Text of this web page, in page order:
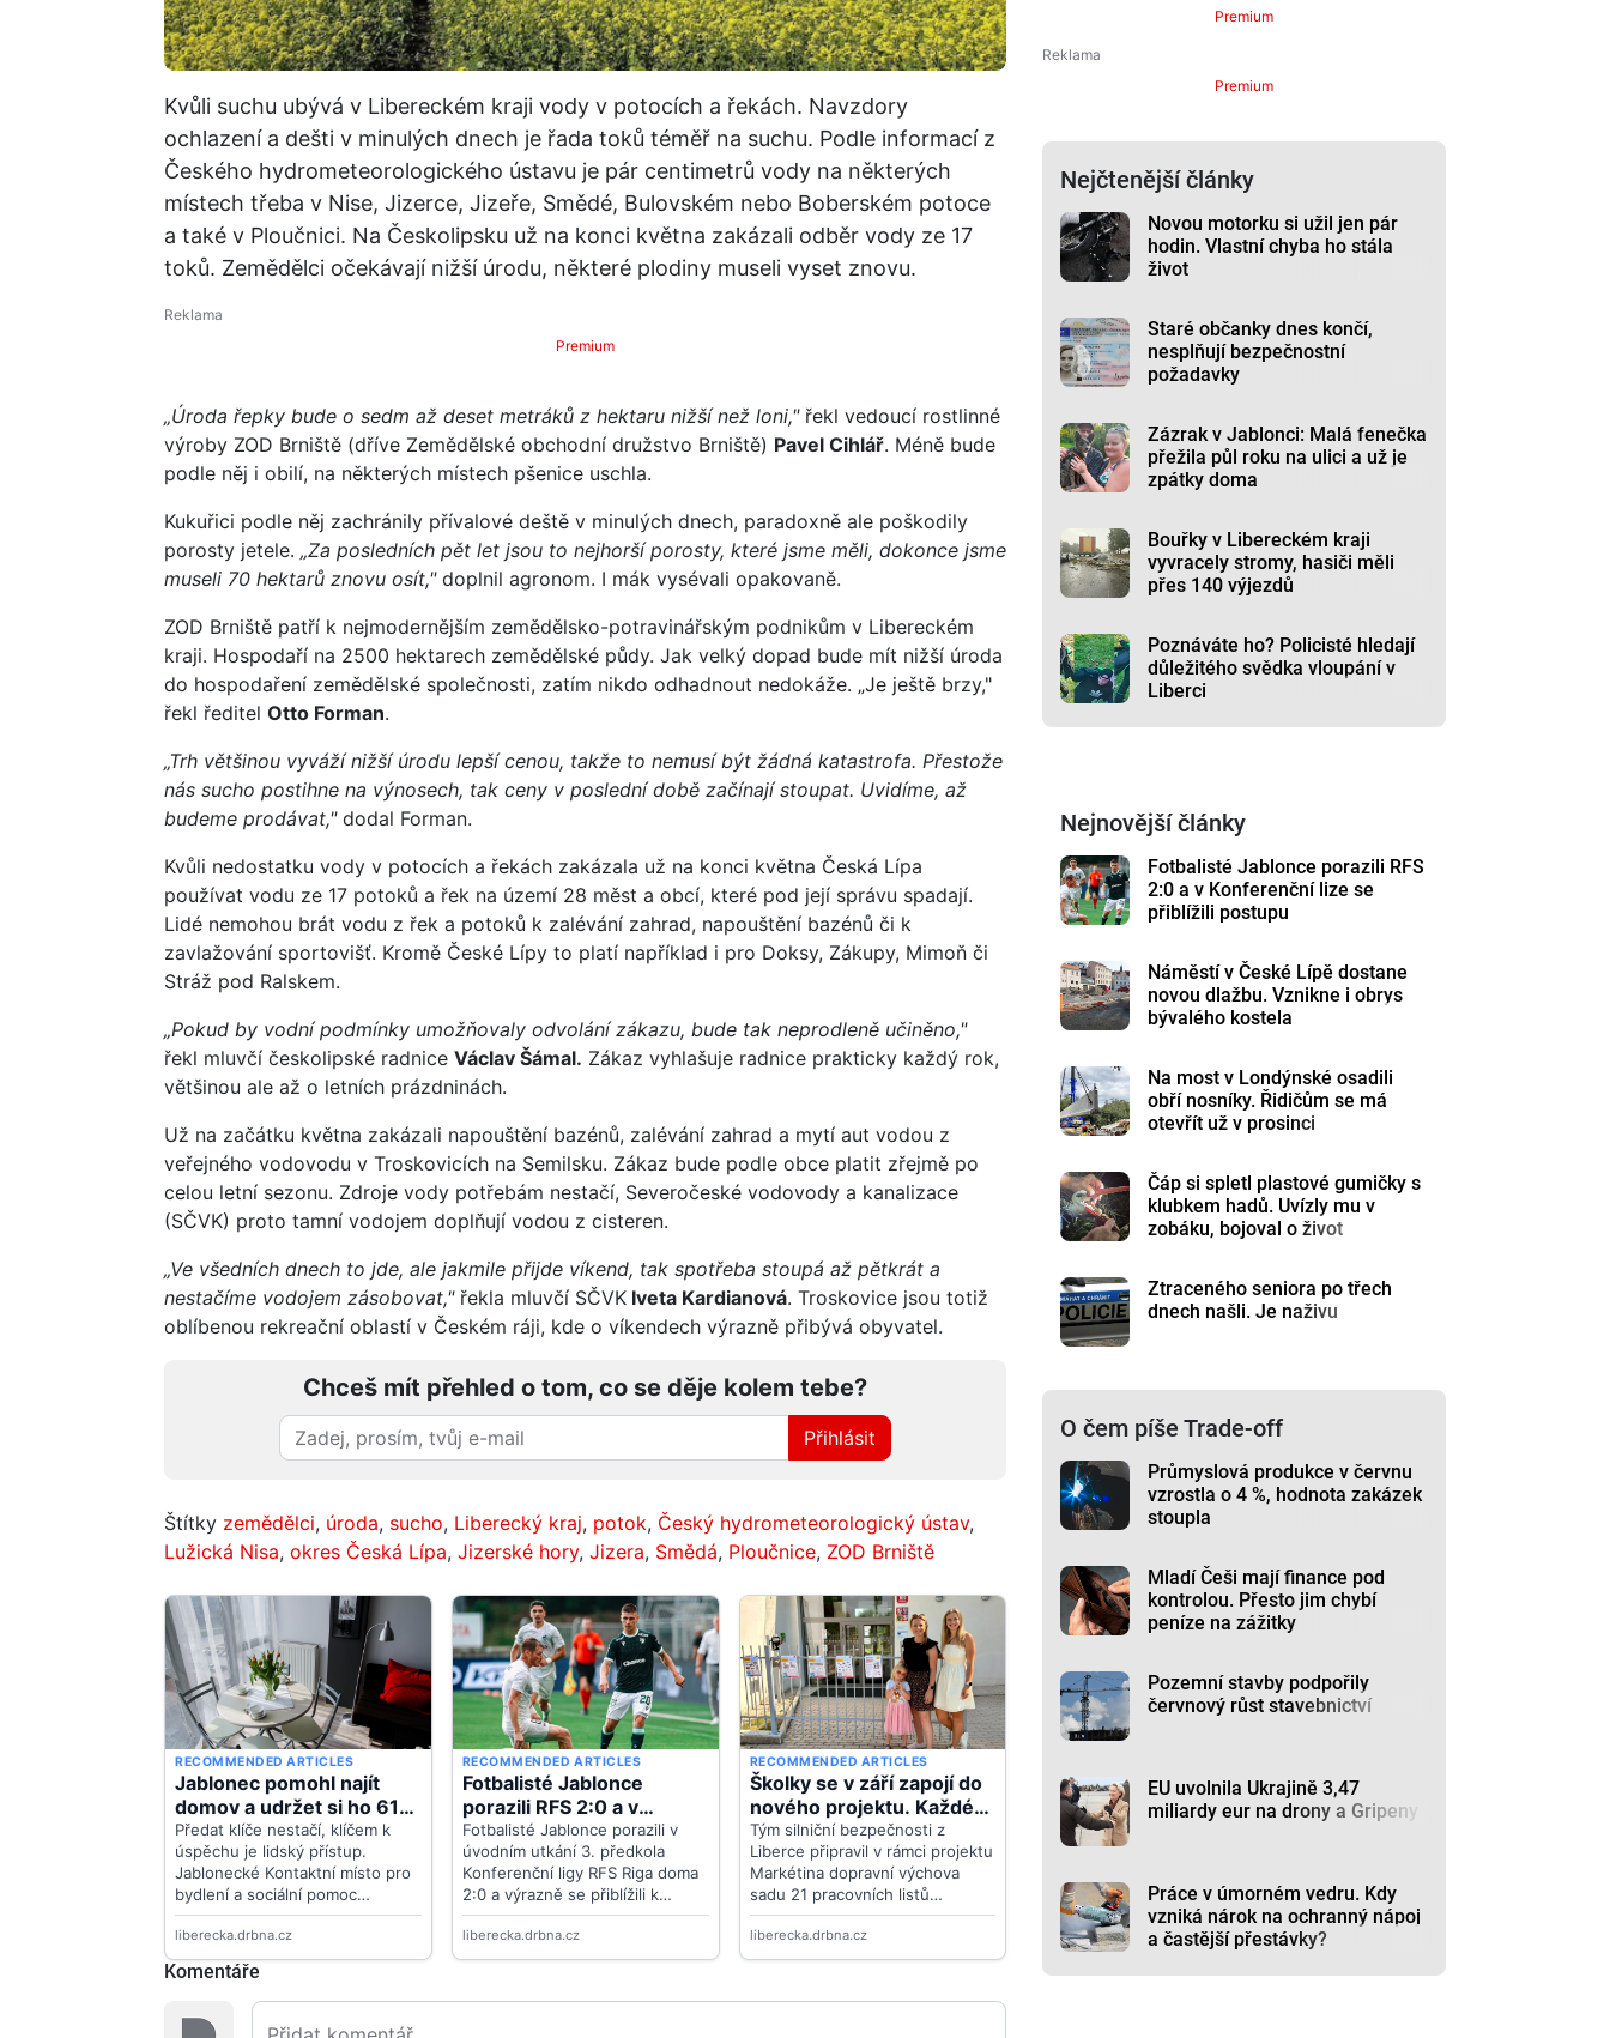
Kvůli suchu ubývá v Libereckém kraji vody v potocích a řekách. Navzdory
ochlazení a dešti v minulých dnech je řada toků téměř na suchu. Podle informací z
Českého hydrometeorologického ústavu je pár centimetrů vody na některých
místech třeba v Nise, Jizerce, Jizeře, Smědé, Bulovském nebo Boberském potoce
a také v Ploučnici. Na Českolipsku už na konci května zakázali odběr vody ze 17
toků. Zemědělci očekávají nižší úrodu, některé plodiny museli vyset znovu.
Premium
„Úroda řepky bude o sedm až deset metráků z hektaru nižší než loni,"řekl vedoucí rostlinné
výroby ZOD Brniště (dříve Zemědělské obchodní družstvo Brniště) Pavel Cihlář. Méně bude
podle něj i obilí, na některých místech pšenice uschla.
Kukuřici podle něj zachránily přívalové deště v minulých dnech, paradoxně ale poškodily
porosty jetele. „Za posledních pět let jsou to nejhorší porosty, které jsme měli, dokonce jsme
museli 70 hektarů znovu osít,"doplnil agronom. I mák vysévali opakovaně.
ZOD Brniště patří k nejmodernějším zemědělsko-potravinářským podnikům v Libereckém
kraji. Hospodaří na 2500 hektarech zemědělské půdy. Jak velký dopad bude mít nižší úroda
do hospodaření zemědělské společnosti, zatím nikdo odhadnout nedokáže. „Je ještě brzy,"
řekl ředitel Otto Forman.
„Trh většinou vyváží nižší úrodu lepší cenou, takže to nemusí být žádná katastrofa. Přestože
nás sucho postihne na výnosech, tak ceny v poslední době začínají stoupat. Uvidíme, až
budeme prodávat," dodal Forman.
Kvůli nedostatku vody v potocích a řekách zakázala už na konci května Česká Lípa
používat vodu ze 17 potoků a řek na území 28 měst a obcí, které pod její správu spadají.
Lidé nemohou brát vodu z řek a potoků k zalévání zahrad, napouštění bazénů či k
zavlažování sportovišť. Kromě České Lípy to platí například i pro Doksy, Zákupy, Mimoň či
Stráž pod Ralskem.
„Pokud by vodní podmínky umožňovaly odvolání zákazu, bude tak neprodleně učiněno,"
řekl mluvčí českolipské radnice Václav Šámal. Zákaz vyhlašuje radnice prakticky každý rok,
většinou ale až o letních prázdninách.
Už na začátku května zakázali napouštění bazénů, zalévání zahrad a mytí aut vodou z
veřejného vodovodu v Troskovicích na Semilsku. Zákaz bude podle obce platit zřejmě po
celou letní sezonu. Zdroje vody potřebám nestačí, Severočeské vodovody a kanalizace
(SČVK) proto tamní vodojem doplňují vodou z cisteren.
„Ve všedních dnech to jde, ale jakmile přijde víkend, tak spotřeba stoupá až pětkrát a
nestačíme vodojem zásobovat,"řekla mluvčí SČVK Iveta Kardianová. Troskovice jsou totiž
oblíbenou rekreační oblastí v Českém ráji, kde o víkendech výrazně přibývá obyvatel.
Chceš mít přehled o tom, co se děje kolem tebe?
Přihlásit
Štítky zemědělci, úroda, sucho, Liberecký kraj, potok, Český hydrometeorologický ústav,
Lužická Nisa, okres Česká Lípa, Jizerské hory, Jizera, Smědá, Ploučnice, ZOD Brniště
Komentáře
Premium
Premium
Nejčtenější články
Novou motorku si užil jen pár
hodin. Vlastní chyba ho stála
život
Staré občanky dnes končí,
nesplňují bezpečnostní
požadavky
Zázrak v Jablonci: Malá fenečka
přežila půl roku na ulici a už je
zpátky doma
Bouřky v Libereckém kraji
vyvracely stromy, hasiči měli
přes 140 výjezdů
Poznáváte ho? Policisté hledají
důležitého svědka vloupání v
Liberci
Nejnovější články
Fotbalisté Jablonce porazili RFS
2:0 a v Konferenční lize se
přiblížili postupu
Náměstí v České Lípě dostane
novou dlažbu. Vznikne i obrys
bývalého kostela
Na most v Londýnské osadili
obří nosníky. Řidičům se má
otevřít už v prosinci
Čáp si spletl plastové gumičky s
klubkem hadů. Uvízly mu v
zobáku, bojoval o život
Ztraceného seniora po třech
dnech našli. Je naživu
O čem píše Trade-off
Průmyslová produkce v červnu
vzrostla o 4 %, hodnota zakázek
stoupla
Mladí Češi mají finance pod
kontrolou. Přesto jim chybí
peníze na zážitky
Pozemní stavby podpořily
červnový růst stavebnictví
EU uvolnila Ukrajině 3,47
miliardy eur na drony a Gripeny
Práce v úmorném vedru. Kdy
vzniká nárok na ochranný nápoj
a častější přestávky?